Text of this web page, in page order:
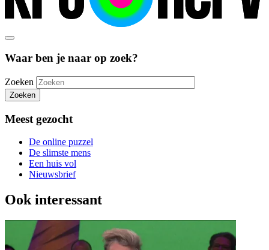
Waar ben je naar op zoek?
Zoeken
Zoeken
Meest gezocht
De online puzzel
De slimste mens
Een huis vol
Nieuwsbrief
Ook interessant